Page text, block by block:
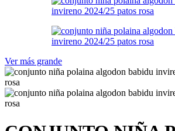
Ver más grande